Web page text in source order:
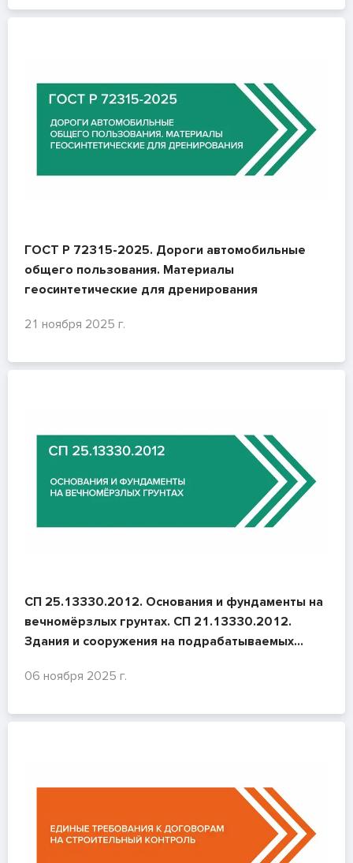
ГОСТ Р 72315-2025. Дороги автомобильные
общего пользования. Материалы
геосинтетические для дренирования
21 ноября 2025 г.
СП 25.13330.2012. Основания и фундаменты на
вечномёрзлых грунтах. СП 21.13330.2012.
Здания и сооружения на подрабатываемых
06 ноября 2025 г.